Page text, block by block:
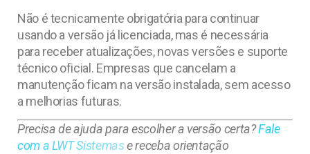
Não é tecnicamente obrigatória para continuar
usando a versão já licenciada, mas é necessária
para receber atualizações, novas versões e suporte
técnico oficial. Empresas que cancelam a
manutenção ficam na versão instalada, sem acesso
a melhorias futuras.
Precisa de ajuda para escolher a versão certa?Fale
com a LWT Sistemase receba orientação